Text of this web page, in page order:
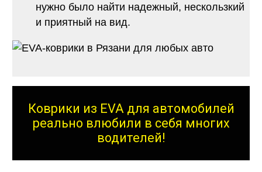
нужно было найти надежный, нескользкий
и приятный на вид.
Коврики из EVA для автомобилей
реально влюбили в себя многих
водителей!